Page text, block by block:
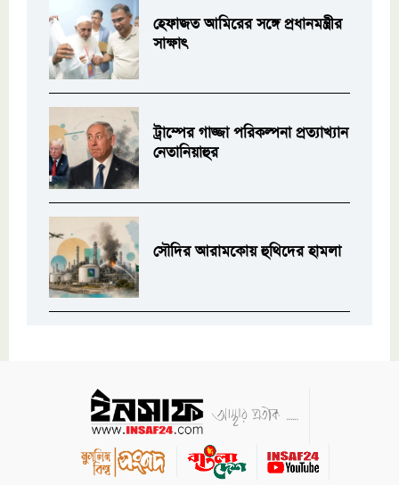
হেফাজত আমিরের সঙ্গে প্রধানমন্ত্রীর
সাক্ষাৎ
ট্রাম্পের গাজ্জা পরিকল্পনা প্রত্যাখ্যান
নেতানিয়াহুর
সৌদির আরামকোয় হুথিদের হামলা